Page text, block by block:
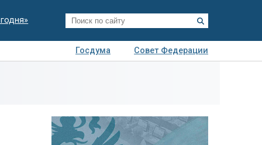
Госдума
Совет Федерации